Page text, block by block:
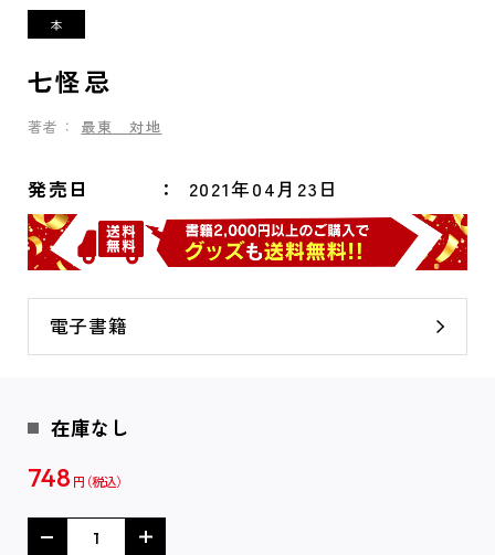
七怪忌
著者： 最東 対地
発売日 2021年04月23日
電子書籍
在庫なし
748 円